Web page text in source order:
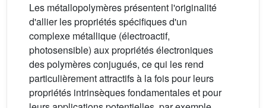
Les métallopolymères présentent l'originalité
d'allier les propriétés spécifiques d'un
complexe métallique (électroactif,
photosensible) aux propriétés électroniques
des polymères conjugués, ce qui les rend
particulièrement attractifs à la fois pour leurs
propriétés intrinsèques fondamentales et pour